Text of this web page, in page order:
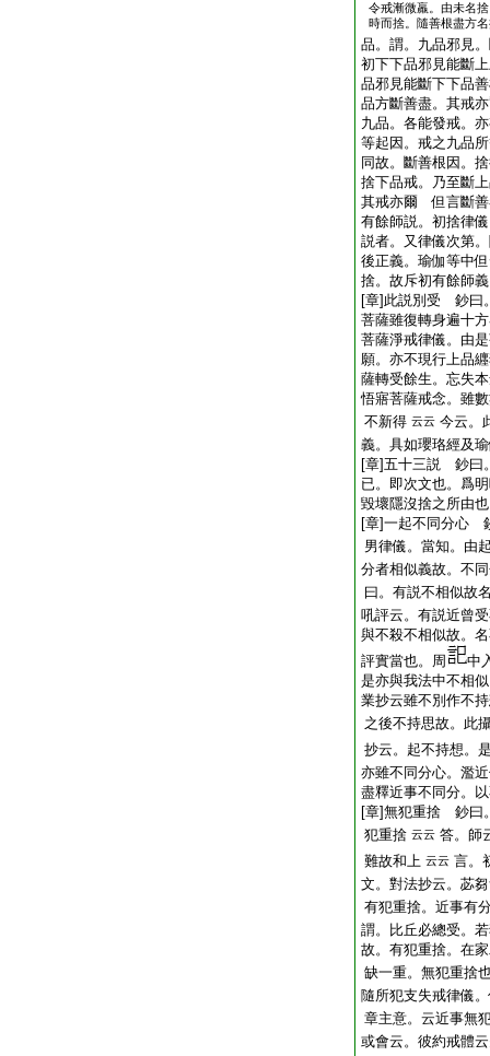
令戒漸微羸。由未名
時而捨。隨善根盡方
品。謂。九品邪見
初下下品邪見能斷
品邪見能斷下下品
品方斷善盡。其戒
九品。各能發戒。
等起因。戒之九品
同故。斷善根因。
捨下品戒。乃至斷
其戒亦爾 但言斷善
有餘師説。初捨律
説者。又律儀次第
後正義。瑜伽等中
捨。故斥初有餘師
[章]此説別受 鈔曰
菩薩雖復轉身遍十
菩薩淨戒律儀。由
願。亦不現行上品
薩轉受餘生。忘失
悟寤菩薩戒念。雖
不新得 云云 今云。
義。具如瓔珞經及
[章]五十三説 鈔曰
已。即次文也。爲
毀壞隱沒捨之所由也
[章]一起不同分心
男律儀。當知。由
分者相似義故。不
曰。有説不相似故
吼評云。有説近曾
與不殺不相似故。
評實當也。周
中
是亦與我法中不相
業抄云雖不別作不
之後不持思故。此
抄云。起不持想。
亦雖不同分心。濫
盡釋近事不同分。
[章]無犯重捨 鈔曰
犯重捨 云云 答。師
難故和上 云云 言。
文。對法抄云。苾
有犯重捨。近事有
謂。比丘必總受。
故。有犯重捨。在
缺一重。無犯重捨
隨所犯支失戒律儀
章主意。云近事無
或會云。彼約戒體